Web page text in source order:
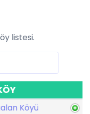
listesi.
Köyü